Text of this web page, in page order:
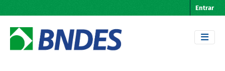
Entrar